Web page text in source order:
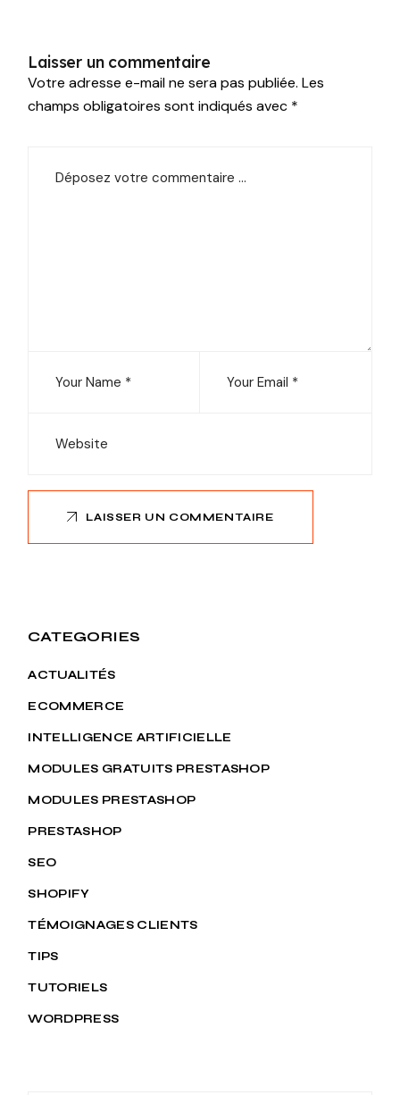
Laisser un commentaire
Votre adresse e-mail ne sera pas publiée. Les
champs obligatoires sont indiqués avec *
LAISSER UN COMMENTAIRE
CATEGORIES
ACTUALITÉS
ECOMMERCE
INTELLIGENCE ARTIFICIELLE
MODULES GRATUITS PRESTASHOP
MODULES PRESTASHOP
PRESTASHOP
SEO
SHOPIFY
TÉMOIGNAGES CLIENTS
TIPS
TUTORIELS
WORDPRESS